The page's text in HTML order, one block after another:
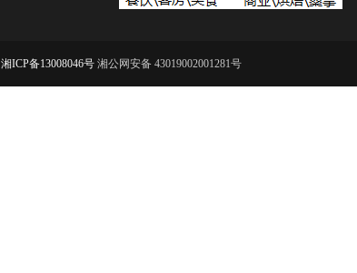
湘ICP备13008046号 湘公网安备 43019002001281号